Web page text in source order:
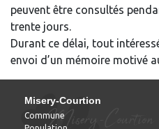
peuvent être consultés
trente jours.
Durant ce délai, tout
envoi d’un mémoire motivé
Misery-Courtion
Commune